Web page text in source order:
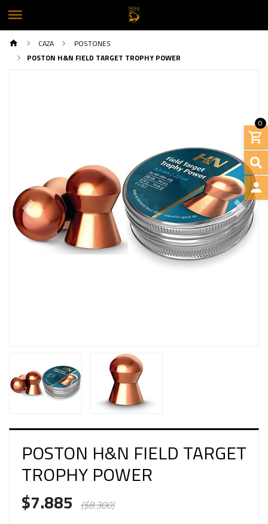
0
CAZA
POSTONES
POSTON H&N FIELD TARGET TROPHY POWER
Previous Next
POSTON H&N FIELD TARGET
TROPHY POWER
$7.885 ($8.300)